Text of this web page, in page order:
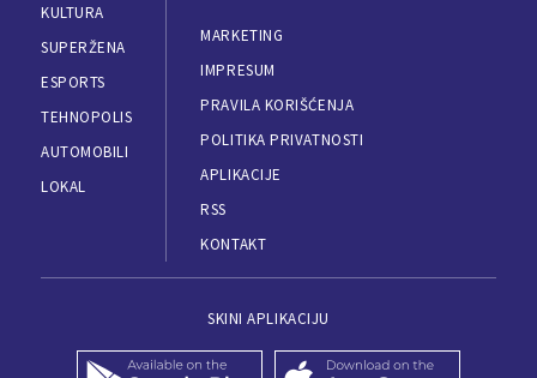
KULTURA
SUPERŽENA
ESPORTS
TEHNOPOLIS
AUTOMOBILI
LOKAL
MARKETING
IMPRESUM
PRAVILA KORIŠĆENJA
POLITIKA PRIVATNOSTI
APLIKACIJE
RSS
KONTAKT
SKINI APLIKACIJU